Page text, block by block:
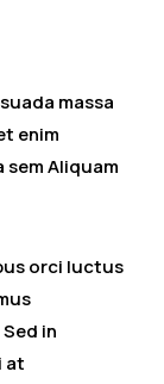
massa
enim
Aliquam
orci luctus
in
at